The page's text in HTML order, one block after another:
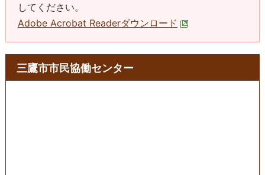
してください。
Adobe Acrobat Readerダウンロード
三鷹市市民協働センター